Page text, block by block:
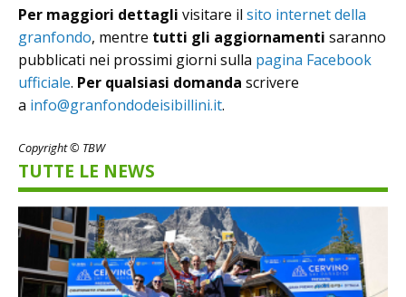
Per maggiori dettagli visitare il sito internet della
granfondo, mentre tutti gli aggiornamenti saranno
pubblicati nei prossimi giorni sulla pagina Facebook
ufficiale. Per qualsiasi domanda scrivere
a info@granfondodeisibillini.it.
Copyright © TBW
TUTTE LE NEWS